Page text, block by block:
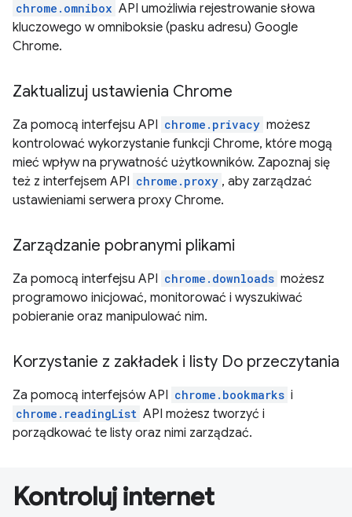
chrome.omnibox API umożliwia rejestrowanie słowa
kluczowego w omniboksie (pasku adresu) Google
Chrome.
Zaktualizuj ustawienia Chrome
Za pomocą interfejsu API chrome.privacy możesz
kontrolować wykorzystanie funkcji Chrome, które mogą
mieć wpływ na prywatność użytkowników. Zapoznaj się
też z interfejsem API chrome.proxy , aby zarządzać
ustawieniami serwera proxy Chrome.
Zarządzanie pobranymi plikami
Za pomocą interfejsu API chrome.downloads możesz
programowo inicjować, monitorować i wyszukiwać
pobieranie oraz manipulować nim.
Korzystanie z zakładek i listy Do przeczytania
Za pomocą interfejsów API chrome.bookmarks i
chrome.readingList API możesz tworzyć i
porządkować te listy oraz nimi zarządzać.
Kontroluj internet